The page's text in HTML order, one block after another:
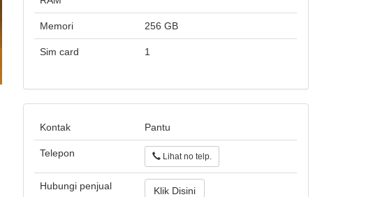
Memori 256 GB
Sim card 1
Kontak Pantu
Telepon Lihat no telp.
Hubungi penjual Klik Disini